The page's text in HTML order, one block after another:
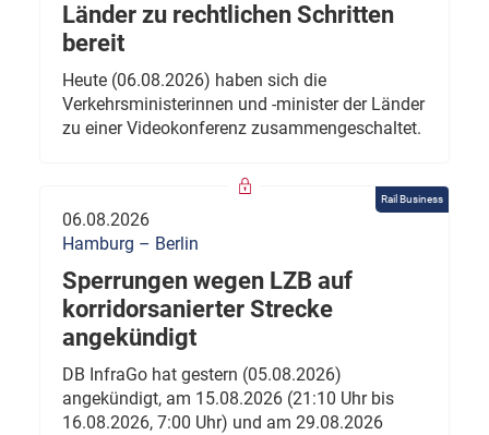
Länder zu rechtlichen Schritten
bereit
Heute (06.08.2026) haben sich die
Verkehrsministerinnen und -minister der Länder
zu einer Videokonferenz zusammengeschaltet.
Rail Business
06.08.2026
Hamburg – Berlin
Sperrungen wegen LZB auf
korridorsanierter Strecke
angekündigt
DB InfraGo hat gestern (05.08.2026)
angekündigt, am 15.08.2026 (21:10 Uhr bis
16.08.2026, 7:00 Uhr) und am 29.08.2026